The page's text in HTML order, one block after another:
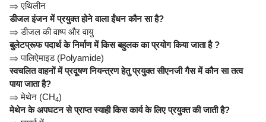
⇒ एथिलीन
डीजल इंजन में प्रयुक्त होने वाला ईंधन कौन सा है?
⇒डीजल की वाष्प और वायु
बुलेटप्रूफ पदार्थ के निर्माण में किस बहुलक का प्रयोग किया जाता है ?
⇒ पालिऐमाइड (Polyamide)
स्वचलित वाहनों में प्रदूषण नियन्त्रण हेतु प्रयुक्त सीएनजी गैस में कौन सा तत्व
पाया जाता है?
⇒ मेथेन (CH4)
मेथेन के अपघटन से प्राप्त स्याही किस कार्य के लिए प्रयुक्त की जाती है?